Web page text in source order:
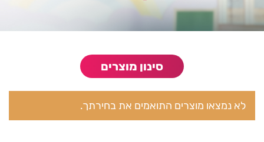
סינון מוצרים
לא נמצאו מוצרים התואמים את בחירתך.